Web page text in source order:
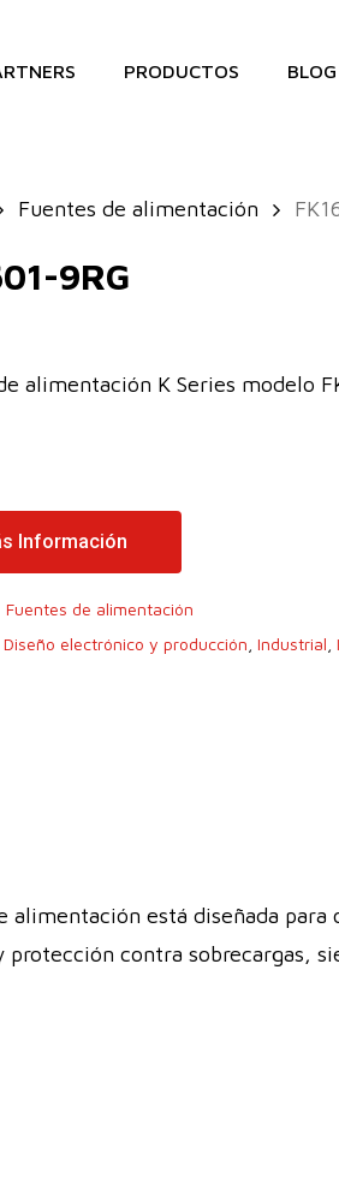
PRODUCTOS BLOG
Fuentes de alimentación
9RG
alimentación K Series modelo
Información
Fuentes de alimentación
Diseño electrónico y producción Industrial
alimentación está diseñada
contra sobrecargas,